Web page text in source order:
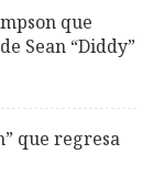
que
Sean “Diddy”
que regresa